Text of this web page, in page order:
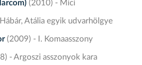
(2010) - Mici
Atália egyik udvarhölgye
(2009) - I. Komaasszony
- Argoszi asszonyok kara